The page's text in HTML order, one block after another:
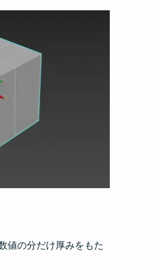
値の分だけ厚みをもた